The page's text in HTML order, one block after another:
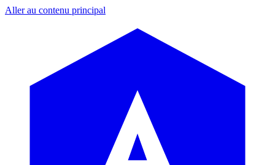
Aller au contenu principal